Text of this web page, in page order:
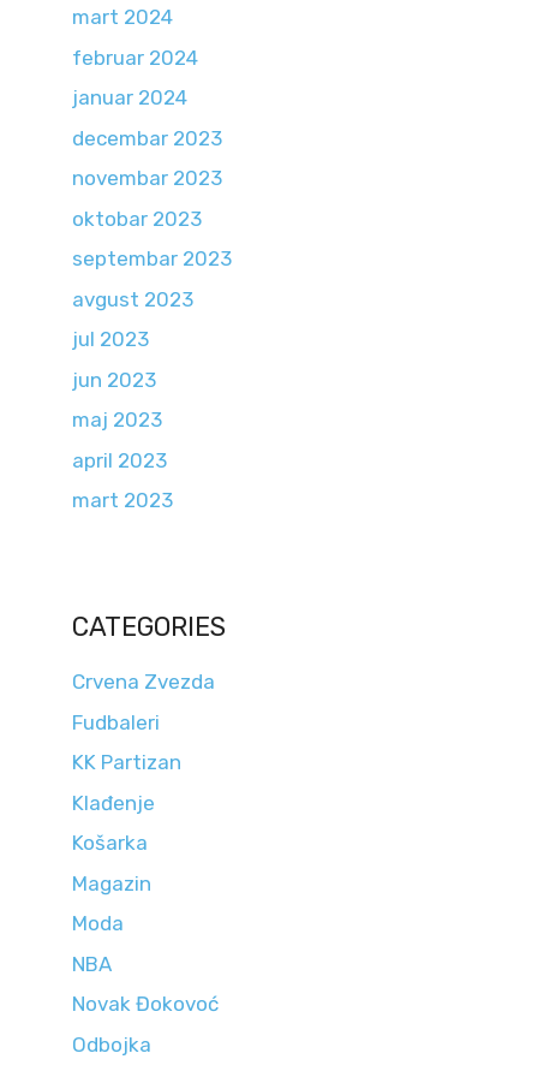
mart 2024
februar 2024
januar 2024
decembar 2023
novembar 2023
oktobar 2023
septembar 2023
avgust 2023
jul 2023
jun 2023
maj 2023
april 2023
mart 2023
CATEGORIES
Crvena Zvezda
Fudbaleri
KK Partizan
Klađenje
Košarka
Magazin
Moda
NBA
Novak Đokovoć
Odbojka